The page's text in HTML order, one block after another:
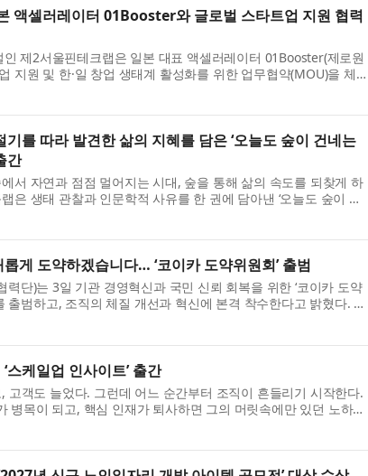
액셀러레이터 01Booster와 글로벌 스타트업 지원 협력
제2서울핀테크랩은 일본 대표 액셀러레이터 01Booster(제로원
지원 및 한·일 창업 생태계 활성화를 위한 업무협약(MOU)을 체결
번 협약을 통해 양국 스타트업의 글로벌 시장 진출을 ...
를 따라 발견한 삶의 지혜를 담은 ‘오늘도 숲이 건네는
간
서 자연과 점점 멀어지는 시대, 숲을 통해 삶의 속도를 되찾게 하
은 생태 관찰과 인문학적 사유를 한 권에 담아낸 ‘오늘도 숲이 건
펴냈다. 이 책은 2025년 한 해 동안 중부지방의 ...
게 도약하겠습니다… ‘코이카 도약위원회’ 출범
력단)는 3일 기관 경영혁신과 국민 신뢰 회복을 위한 ‘코이카 도약
출범하고, 조직의 체질 개선과 혁신에 본격 착수한다고 밝혔다. 기
서 흔들림 없는 사업 수행 의지도 밝혔다. 도약위...
스케일업 인사이트’ 출간
고객도 늘었다. 그런데 어느 순간부터 조직이 흔들리기 시작한다.
병목이 되고, 핵심 인재가 퇴사하면 그의 머릿속에만 있던 노하우
난 제품력과 구성원의 열정으로 폭발적 성장을 이...